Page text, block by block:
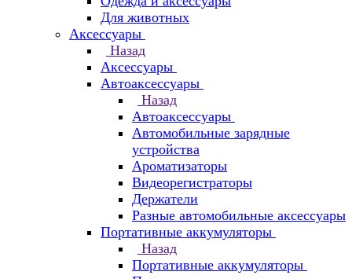
Для животных
Аксессуары
Назад
Аксессуары
Автоаксессуары
Назад
Автоаксессуары
Автомобильные зарядные
устройства
Ароматизаторы
Видеорегистраторы
Держатели
Разные автомобильные аксессуары
Портативные аккумуляторы
Назад
Портативные аккумуляторы